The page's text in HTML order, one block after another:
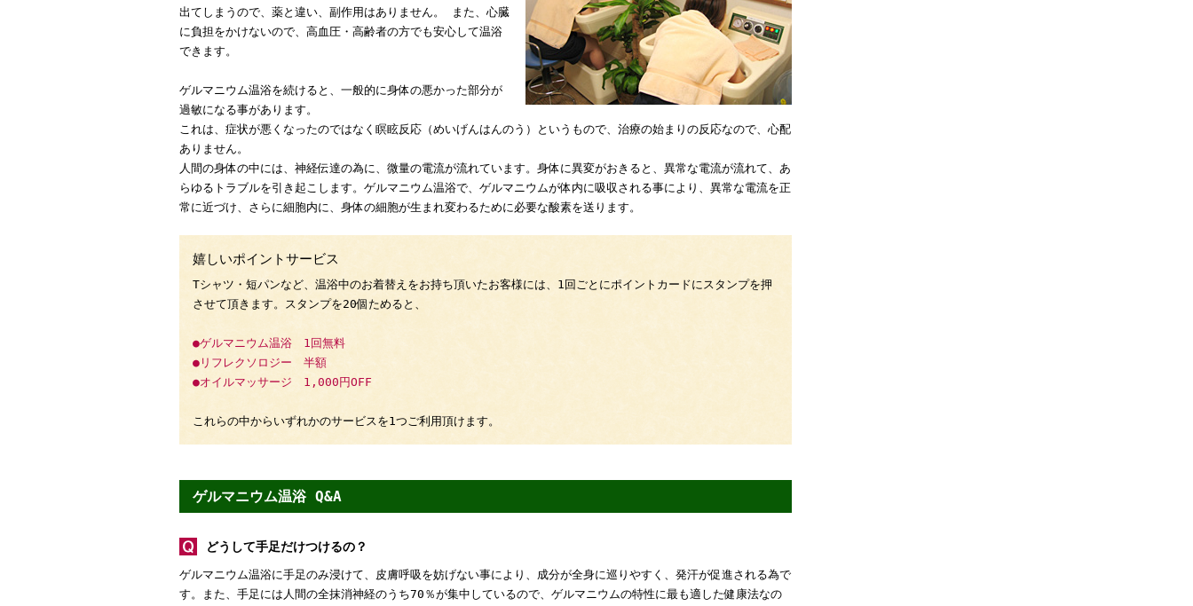
出てしまうので、薬と違い、副作用はありません。 また、心臓
に負担をかけないので、高血圧・高齢者の方でも安心して温浴
できます。
ゲルマニウム温浴を続けると、一般的に身体の悪かった部分が
過敏になる事があります。
これは、症状が悪くなったのではなく瞑眩反応（めいげんはんのう）というもので、治療の始まりの反応なので、心配
ありません。
人間の身体の中には、神経伝達の為に、微量の電流が流れています。身体に異変がおきると、異常な電流が流れて、あ
らゆるトラブルを引き起こします。ゲルマニウム温浴で、ゲルマニウムが体内に吸収される事により、異常な電流を正
常に近づけ、さらに細胞内に、身体の細胞が生まれ変わるために必要な酸素を送ります。
嬉しいポイントサービス
Tシャツ・短パンなど、温浴中のお着替えをお持ち頂いたお客様には、1回ごとにポイントカードにスタンプを押
させて頂きます。スタンプを20個ためると、
●ゲルマニウム温浴 1回無料
●リフレクソロジー 半額
●オイルマッサージ 1,000円OFF
これらの中からいずれかのサービスを1つご利用頂けます。
ゲルマニウム温浴 Q&A
どうして手足だけつけるの？
ゲルマニウム温浴に手足のみ浸けて、皮膚呼吸を妨げない事により、成分が全身に巡りやすく、発汗が促進される為で
す。また、手足には人間の全抹消神経のうち70％が集中しているので、ゲルマニウムの特性に最も適した健康法なの